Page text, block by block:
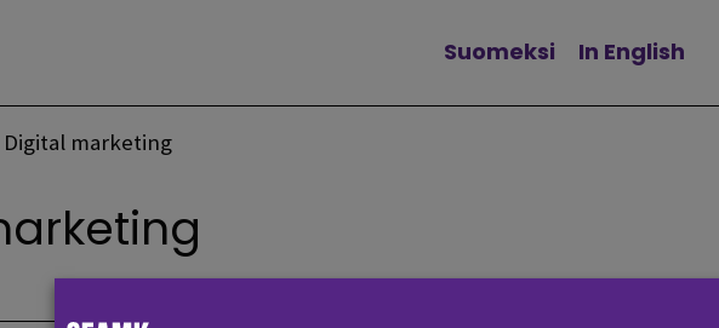
Vaihda kieltä
Suomeksi In English
Digital marketing